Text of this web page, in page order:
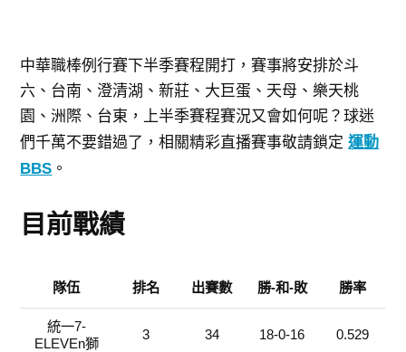
中華職棒例行賽下半季賽程開打，賽事將安排於斗
六、台南、澄清湖、新莊、大巨蛋、天母、樂天桃
園、洲際、台東，上半季賽程賽況又會如何呢？球迷
們千萬不要錯過了，相關精彩直播賽事敬請鎖定運動
BBS 。
目前戰績
隊伍 排名 出賽數 勝-和-敗 勝率
統一7-
ELEVEn獅
3 34 18-0-16 0.529